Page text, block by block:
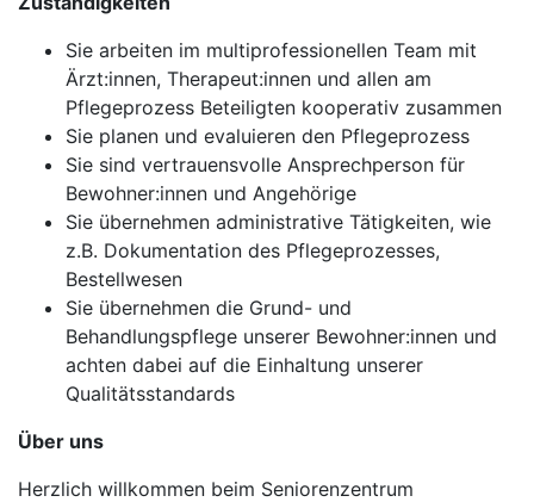
Sie arbeiten im multiprofessionellen Team mit
Ärzt:innen, Therapeut:innen und allen am
Pflegeprozess Beteiligten kooperativ zusammen
Sie planen und evaluieren den Pflegeprozess
Sie sind vertrauensvolle Ansprechperson für
Bewohner:innen und Angehörige
Sie übernehmen administrative Tätigkeiten, wie
z.B. Dokumentation des Pflegeprozesses,
Bestellwesen
Sie übernehmen die Grund- und
Behandlungspflege unserer Bewohner:innen und
achten dabei auf die Einhaltung unserer
Qualitätsstandards
Über uns
Herzlich willkommen beim Seniorenzentrum